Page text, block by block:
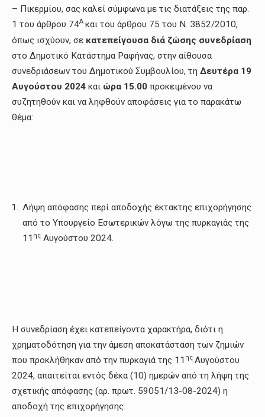
– Πικερμίου, σας καλεί σύμφωνα με τις διατάξεις της παρ.
1 του άρθρου 74Α και του άρθρου 75 του Ν. 3852/2010,
όπως ισχύουν, σε κατεπείγουσα διά ζώσης συνεδρίαση
στο Δημοτικό Κατάστημα Ραφήνας, στην αίθουσα
συνεδριάσεων του Δημοτικού Συμβουλίου, τη Δευτέρα 19
Αυγούστου 2024 και ώρα 15.00 προκειμένου να
συζητηθούν και να ληφθούν αποφάσεις για το παρακάτω
θέμα:
Λήψη απόφασης περί αποδοχής έκτακτης επιχορήγησης
από το Υπουργείο Εσωτερικών λόγω της πυρκαγιάς της
11 ης Αυγούστου 2024.
Η συνεδρίαση έχει κατεπείγοντα χαρακτήρα, διότι η
χρηματοδότηση για την άμεση αποκατάσταση των ζημιών
που προκλήθηκαν από την πυρκαγιά της 11 ης Αυγούστου
2024, απαιτείται εντός δέκα (10) ημερών από τη λήψη της
σχετικής απόφασης (αρ. πρωτ. 59051/13-08-2024) η
αποδοχή της επιχορήγησης.